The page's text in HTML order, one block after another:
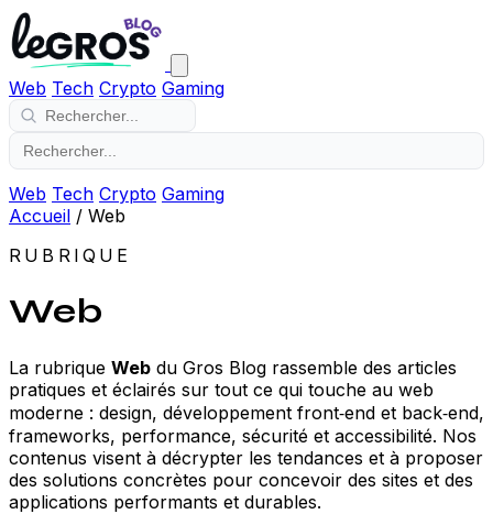
Web Tech Crypto Gaming
Web Tech Crypto Gaming
Accueil / Web
RUBRIQUE
Web
La rubrique Web du Gros Blog rassemble des articles
pratiques et éclairés sur tout ce qui touche au web
moderne : design, développement front‑end et back‑end,
frameworks, performance, sécurité et accessibilité. Nos
contenus visent à décrypter les tendances et à proposer
des solutions concrètes pour concevoir des sites et des
applications performants et durables.